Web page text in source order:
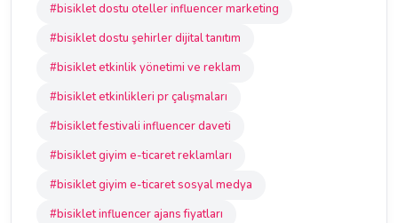
#bisiklet dostu oteller influencer marketing
#bisiklet dostu şehirler dijital tanıtım
#bisiklet etkinlik yönetimi ve reklam
#bisiklet etkinlikleri pr çalışmaları
#bisiklet festivali influencer daveti
#bisiklet giyim e-ticaret reklamları
#bisiklet giyim e-ticaret sosyal medya
#bisiklet influencer ajans fiyatları